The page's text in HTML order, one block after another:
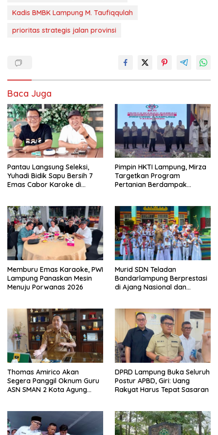
Kadis BMBK Lampung M. Taufiqqulah
prioritas strategis jalan provinsi
Baca Juga
Pantau Langsung Seleksi,
Yuhadi Bidik Sapu Bersih 7
Emas Cabor Karoke di
Pimpin HKTI Lampung, Mirza
Targetkan Program
Pertanian Berdampak
Memburu Emas Karaoke, PWI
Lampung Panaskan Mesin
Menuju Porwanas 2026
Murid SDN Teladan
Bandarlampung Berprestasi
di Ajang Nasional dan
Thomas Amirico Akan
Segera Panggil Oknum Guru
ASN SMAN 2 Kota Agung
DPRD Lampung Buka Seluruh
Postur APBD, Giri: Uang
Rakyat Harus Tepat Sasaran